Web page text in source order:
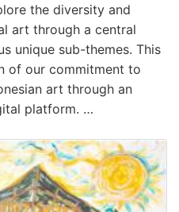
the diversity and
art through a central
unique sub-themes. This
of our commitment to
art through an
platform. …